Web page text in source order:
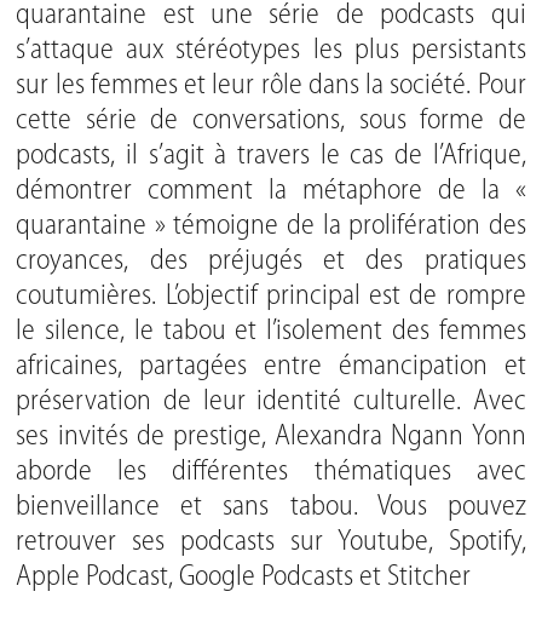
quarantaine est une série de podcasts qui
s’attaque aux stéréotypes les plus persistants
sur les femmes et leur rôle dans la société. Pour
cette série de conversations, sous forme de
podcasts, il s’agit à travers le cas de l’Afrique,
démontrer comment la métaphore de la «
quarantaine » témoigne de la prolifération des
croyances, des préjugés et des pratiques
coutumières. L’objectif principal est de rompre
le silence, le tabou et l’isolement des femmes
africaines, partagées entre émancipation et
préservation de leur identité culturelle. Avec
ses invités de prestige, Alexandra Ngann Yonn
aborde les différentes thématiques avec
bienveillance et sans tabou. Vous pouvez
retrouver ses podcasts sur Youtube, Spotify,
Apple Podcast, Google Podcasts et Stitcher